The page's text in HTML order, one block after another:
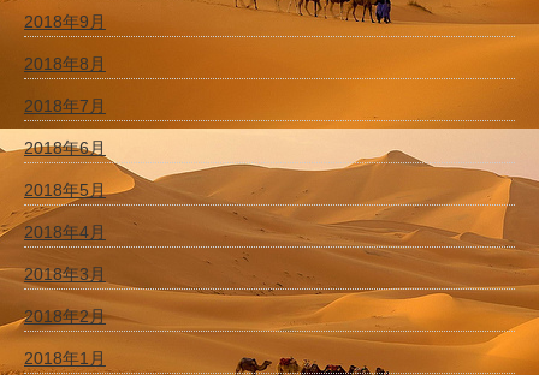
2018年9月
2018年8月
2018年7月
2018年6月
2018年5月
2018年4月
2018年3月
2018年2月
2018年1月